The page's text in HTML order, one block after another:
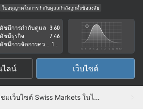
ใบอนุญาตในการกำกับดูแลกำลังถูกตั้งข้อสงสัย
กลุ่มธุรกิจที่ต้องสงสัย
ระวังความเสี่ยงอันตรายที่อาจจะซ่อนอยู่
ดัชนีการกำกับดูแล 3.60
ดัชนีธุรกิจ
7.46
ลน์ เว็บไซต์
เยี่ยมชมเว็บไซต์ Swiss Markets ในไซปรัส